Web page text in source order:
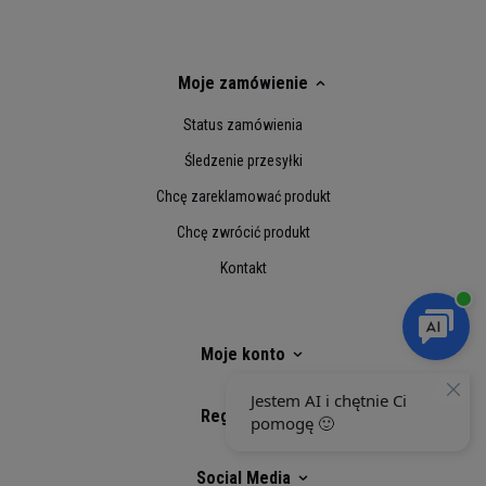
Składniki aktywne
11g
5,1 μg (101%**)
2,1 mg (187%**)
17 mg (107%**)
208 μg (104%**)
9,1
μg (363%**)
10 mg (167%**)
3,4 g
3 g
Moje zamówienie
Status zamówienia
Śledzenie przesyłki
Chcę zareklamować produkt
Chcę zwrócić produkt
Kontakt
Moje konto
Regulaminy
Social Media